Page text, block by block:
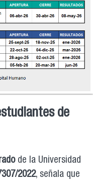
de
de la Universidad
2022, señala que